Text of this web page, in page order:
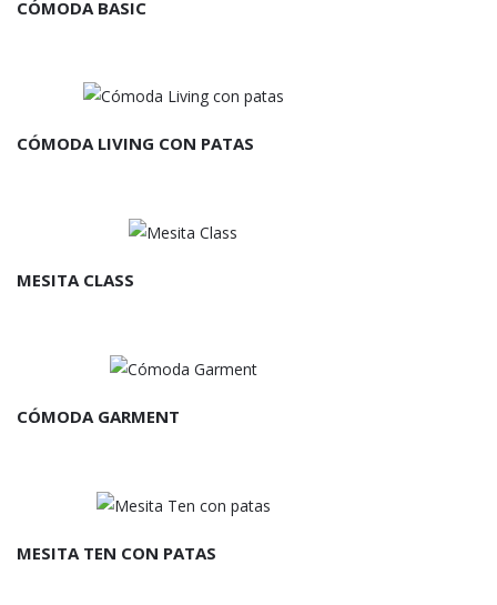
CÓMODA BASIC
CÓMODA LIVING CON PATAS
MESITA CLASS
CÓMODA GARMENT
MESITA TEN CON PATAS